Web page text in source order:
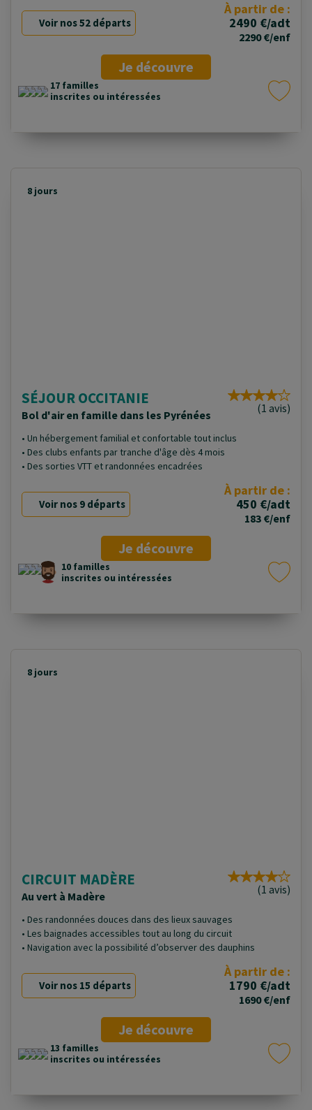
Voir nos 52 départs
À partir de :
2490 €/adt
2290 €/enf
Je découvre
17 familles
inscrites ou intéressées
8 jours
SÉJOUR OCCITANIE
Bol d'air en famille dans les Pyrénées (1 avis)
• Un hébergement familial et confortable tout inclus
• Des clubs enfants par tranche d'âge dès 4 mois
• Des sorties VTT et randonnées encadrées
Voir nos 9 départs
À partir de :
450 €/adt
183 €/enf
Je découvre
10 familles
inscrites ou intéressées
8 jours
CIRCUIT MADÈRE
Au vert à Madère (1 avis)
• Des randonnées douces dans des lieux sauvages
• Les baignades accessibles tout au long du circuit
• Navigation avec la possibilité d’observer des dauphins
Voir nos 15 départs
À partir de :
1790 €/adt
1690 €/enf
Je découvre
13 familles
inscrites ou intéressées